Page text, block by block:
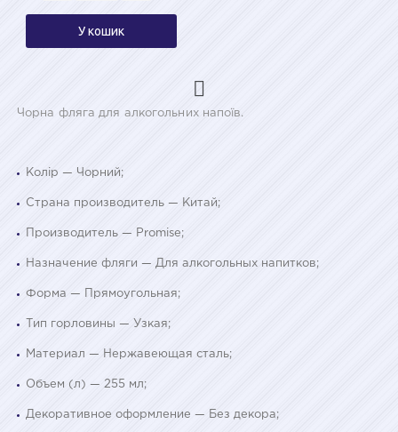
У кошик
Чорна фляга для алкогольних напоїв.
Колір — Чорний;
Страна производитель — Китай;
Производитель — Promise;
Назначение фляги — Для алкогольных напитков;
Форма — Прямоугольная;
Тип горловины — Узкая;
Материал — Нержавеющая сталь;
Объем (л) — 255 мл;
Декоративное оформление — Без декора;